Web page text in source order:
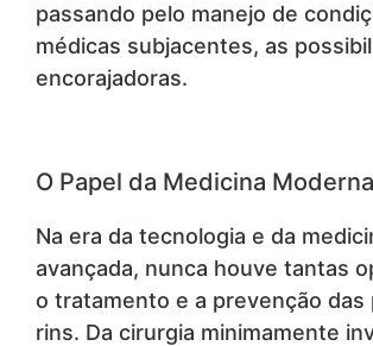
passando pelo manejo de
médicas subjacentes, as
encorajadoras.
O Papel da Medicina Moderna
Na era da tecnologia e da
avançada, nunca houve tantas
o tratamento e a prevenção das
rins. Da cirurgia minimamente